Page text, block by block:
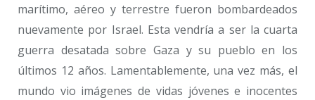
marítimo, aéreo y terrestre fueron bombardeados
nuevamente por Israel. Esta vendría a ser la cuarta
guerra desatada sobre Gaza y su pueblo en los
últimos 12 años. Lamentablemente, una vez más, el
mundo vio imágenes de vidas jóvenes e inocentes